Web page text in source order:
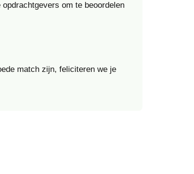
om te beoordelen
match zijn, feliciteren we je